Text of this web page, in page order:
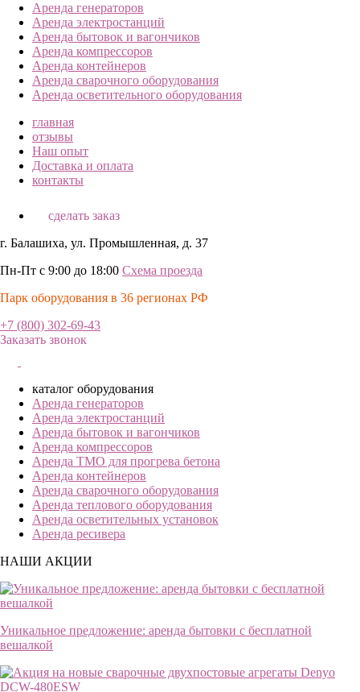
Аренда генераторов
Аренда электростанций
Аренда бытовок и вагончиков
Аренда компрессоров
Аренда контейнеров
Аренда сварочного оборудования
Аренда осветительного оборудования
главная
отзывы
Наш опыт
Доставка и оплата
контакты
сделать заказ
г. Балашиха, ул. Промышленная, д. 37
Пн-Пт с 9:00 до 18:00 Схема проезда
Парк оборудования в 36 регионах РФ
+7 (800) 302-69-43
Заказать звонок
каталог оборудования
Аренда генераторов
Аренда электростанций
Аренда бытовок и вагончиков
Аренда компрессоров
Аренда ТМО для прогрева бетона
Аренда контейнеров
Аренда сварочного оборудования
Аренда теплового оборудования
Аренда осветительных установок
Аренда ресивера
НАШИ АКЦИИ
Уникальное предложение: аренда бытовки с бесплатной
вешалкой